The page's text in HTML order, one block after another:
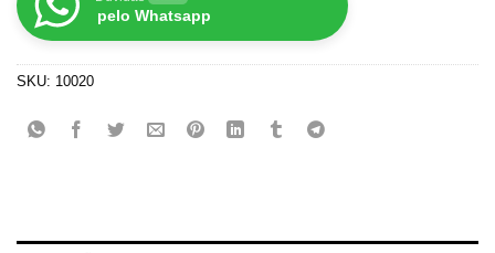
pelo Whatsapp
SKU: 10020